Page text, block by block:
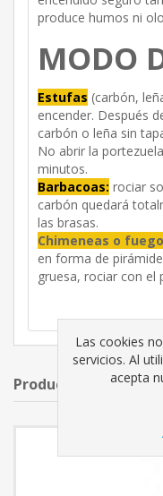
produce humos ni
MODO
Estufas (carbón,
encender. Después
carbón o leña sin
No abrir la
minutos.
Barbacoas: rociar
carbón quedará
las brasas.
Chimeneas o
en forma de
gruesa, rociar con el
Productos
Las cookies
servicios. Al
acepta